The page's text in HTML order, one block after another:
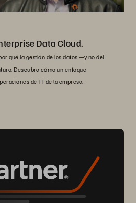
Data Cloud.
qué la gestión de los datos —y no del
Descubra cómo un enfoque
de TI de la empresa.